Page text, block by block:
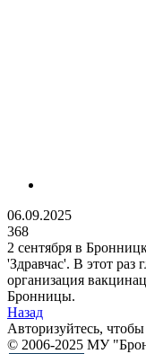
06.09.2025
368
2 сентября в
'Здравчас'. В этот раз
организация
Бронницы.
Назад
Авторизуйтесь,
© 2006-2025 МУ